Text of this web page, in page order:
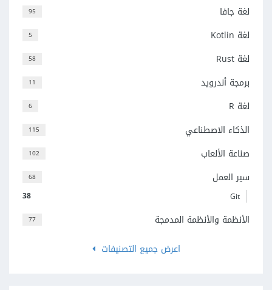
95 لغة جافا
5 لغة Kotlin
58 لغة Rust
11 برمجة أندرويد
6 لغة R
115 الذكاء الاصطناعي
102 صناعة الألعاب
68 سير العمل
38 Git
77
الأنظمة والأنظمة المدمجة
اعرض جميع التصنيفات